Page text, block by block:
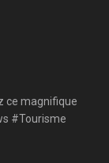
ce magnifique
#Tourisme